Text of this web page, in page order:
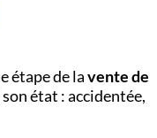
étape de lavente de
état : accidentée,